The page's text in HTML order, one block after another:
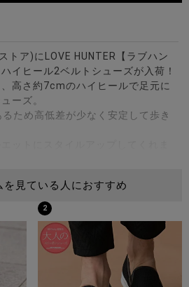
トア)にLOVE HUNTER【ラブハン
イヒール2ベルトシューズが入荷！
高さ約7cmのハイヒールで足元に
ーズ。
ため高低差が少なく安定して歩き
たりのいいPUスムースを採用。
雷系・サブカル系・V系まで幅広く
影響により実際の商品と異なる場合
を見ている人におすすめ
2